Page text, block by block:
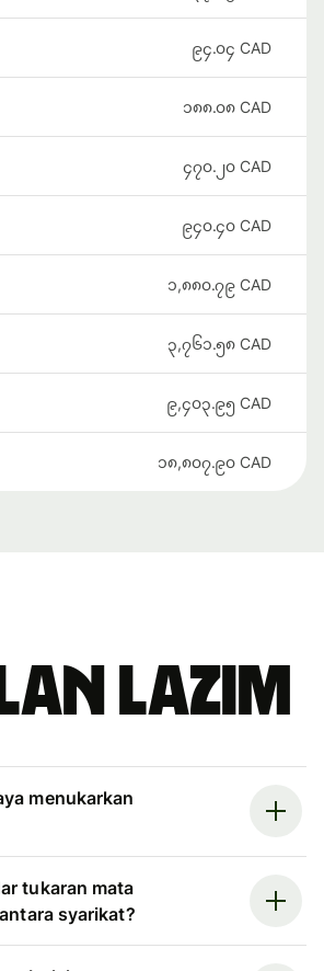
၉၄.၀၄ CAD
၁၈၈.၀၈ CAD
၄၇၀.၂၀ CAD
၉၄၀.၄၀ CAD
၁,၈၈၀.၇၉ CAD
၃,၇၆၁.၅၈ CAD
၉,၄၀၃.၉၅ CAD
၁၈,၈၀၇.၉၀ CAD
Lazim
menukarkan
tukaran mata
syarikat?